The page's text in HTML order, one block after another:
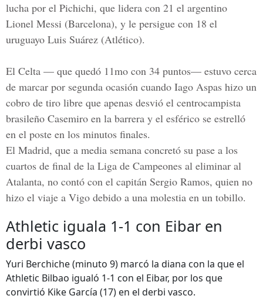
lucha por el Pichichi, que lidera con 21 el argentino
Lionel Messi (Barcelona), y le persigue con 18 el
uruguayo Luis Suárez (Atlético).
El Celta — que quedó 11mo con 34 puntos— estuvo cerca
de marcar por segunda ocasión cuando Iago Aspas hizo un
cobro de tiro libre que apenas desvió el centrocampista
brasileño Casemiro en la barrera y el esférico se estrelló
en el poste en los minutos finales.
El Madrid, que a media semana concretó su pase a los
cuartos de final de la Liga de Campeones al eliminar al
Atalanta, no contó con el capitán Sergio Ramos, quien no
hizo el viaje a Vigo debido a una molestia en un tobillo.
Athletic iguala 1-1 con Eibar en
derbi vasco
Yuri Berchiche (minuto 9) marcó la diana con la que el
Athletic Bilbao igualó 1-1 con el Eibar, por los que
convirtió Kike García (17) en el derbi vasco.